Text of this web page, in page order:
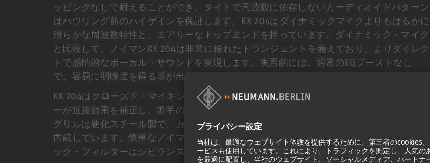
ッピングなしで耐えることができ、タイトで周波数に依存しないカーディオイドパターン
はハウリング前のハイゲインを保証します。KK 204はダイナミックマイクよりもはるかに
滑らかな周波数特性と、エアリーなトップエンドを持っています。ダイナミック・マイク
と比較して、ノイマンKK 204は非常に優れたトランジェントを備えており、よりダイレク
トで感情的なボーカル・サウンドを実現します。実用的には、通常のEQブーストなし
で、容易に明瞭度を得る事が出来、フィードバック耐性をさらに向上させます。
KK 204はクローズド・マイキングに最適化されており、固定されたローカット・フィルタ
ーが近接効果を補正し、歌手の唇がマイクに触れてもクリアな低音を確保します。ヘッド
グリルは硬化スチール製で、カプセルからの湿気を防ぐ効果の高いポップ・スクリーンを
内蔵しています。慎重なノイマン・エンジニアリングのおかげで、これらのアコースティ
ック・フィルターはシビランスの問題を引き起こすことはありません。